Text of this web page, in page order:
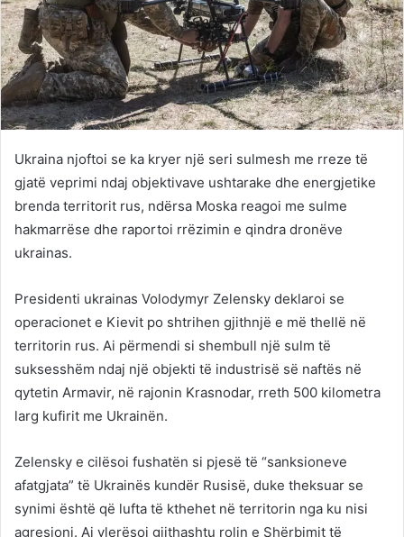
Ukraina njoftoi se ka kryer një seri sulmesh me rreze të
gjatë veprimi ndaj objektivave ushtarake dhe energjetike
brenda territorit rus, ndërsa Moska reagoi me sulme
hakmarrëse dhe raportoi rrëzimin e qindra dronëve
ukrainas.
Presidenti ukrainas Volodymyr Zelensky deklaroi se
operacionet e Kievit po shtrihen gjithnjë e më thellë në
territorin rus. Ai përmendi si shembull një sulm të
suksesshëm ndaj një objekti të industrisë së naftës në
qytetin Armavir, në rajonin Krasnodar, rreth 500 kilometra
larg kufirit me Ukrainën.
Zelensky e cilësoi fushatën si pjesë të “sanksioneve
afatgjata” të Ukrainës kundër Rusisë, duke theksuar se
synimi është që lufta të kthehet në territorin nga ku nisi
agresioni. Ai vlerësoi gjithashtu rolin e Shërbimit të